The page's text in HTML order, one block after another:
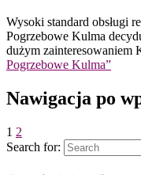
Wysoki standard obsługi
Pogrzebowe Kulma
dużym zainteresowaniem
Pogrzebowe Kulma”
Nawigacja po
1 2
Search for: